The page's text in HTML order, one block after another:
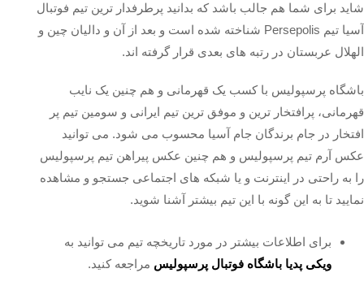
شاید برای شما هم جالب باشد که بدانید پرطرفدار ترین تیم فوتبال
آسیا تیم Persepolis شناخته شده است و بعد از آن و دالیان چین و
الهلال عربستان در رتبه‌ های بعدی قرار گرفته اند.
باشگاه پرسپولیس با کسب یک قهرمانی و هم چنین یک نایب
قهرمانی، پرافتخار ترین و موفق ترین تیم ایرانی و سومین تیم پر
افتخار در جام برندگان جام آسیا محسوب می‌ شود. می توانید
عکس آرم تیم پرسپولیس و هم چنین عکس پیراهن تیم پرسپولیس
را به راحتی در اینترنت و یا شبکه های اجتماعی جستجو و مشاهده
نمایید تا به این گونه با این تیم بیشتر آشنا شوید.
برای اطلاعات بیشتر در مورد تاریخچه تیم می توانید به
ویکی پدیا باشگاه فوتبال پرسپولیس مراجعه کنید.